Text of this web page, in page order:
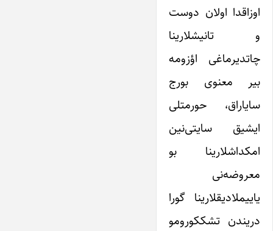
اوزاقدا اولان دوست
و تانیشلارینا
چاتدیرماغی اؤزومه
بیر معنوی بورج
سایاراق، حورمتلی
ایشیق سایتی‌نین
امکداشلارینا بو
معروضه‌نی
یاییملادیقلارینا گورا
دریندن تشککورومو